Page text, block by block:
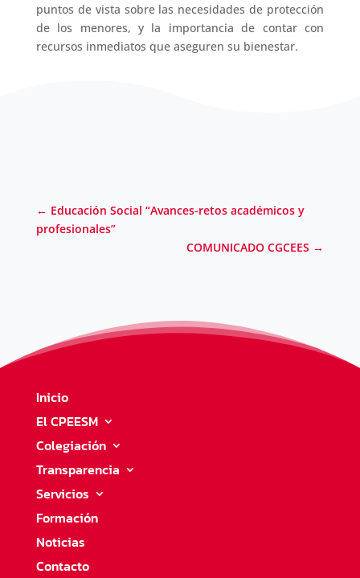
puntos de vista sobre las necesidades de protección
de los menores, y la importancia de contar con
recursos inmediatos que aseguren su bienestar.
← Educación Social “Avances-retos académicos y
profesionales”
COMUNICADO CGCEES →
Inicio
El CPEESM
Colegiación
Transparencia
Servicios
Formación
Noticias
Contacto